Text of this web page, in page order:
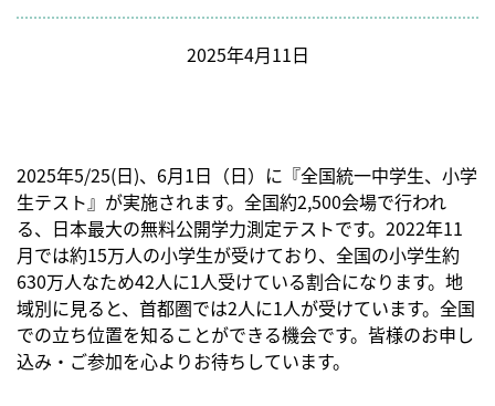
2025年4月11日
2025年5/25(日)、6月1日（日）に『全国統一中学生、小学
生テスト』が実施されます。全国約2,500会場で行われ
る、日本最大の無料公開学力測定テストです。2022年11
月では約15万人の小学生が受けており、全国の小学生約
630万人なため42人に1人受けている割合になります。地
域別に見ると、首都圏では2人に1人が受けています。全国
での立ち位置を知ることができる機会です。皆様のお申し
込み・ご参加を心よりお待ちしています。